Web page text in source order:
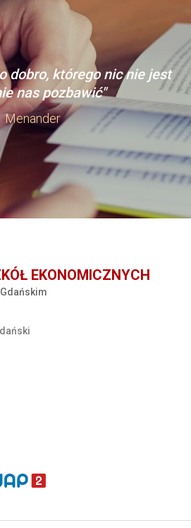
dobro, którego nic nie jest
nas pozbawić"
Menander
EKONOMICZNYCH